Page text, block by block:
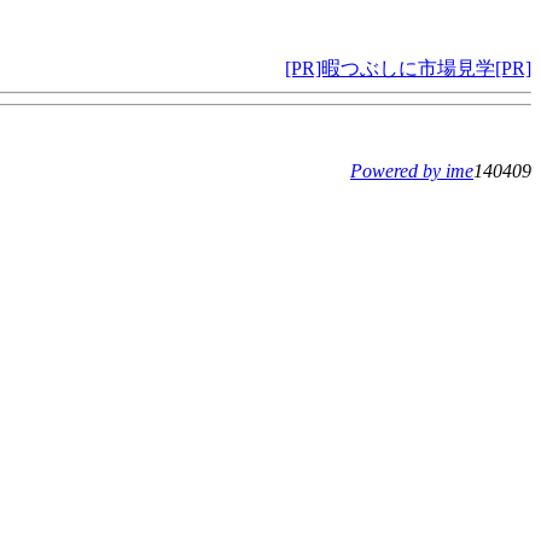
[PR]暇つぶしに市場見学[PR]
Powered by ime140409